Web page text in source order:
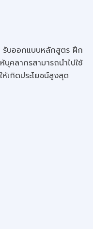
บออกแบบหลักสูตร ฝึก
คลากรสามารถนำไปใช้
ห้เกิดประโยชน์สูงสุด